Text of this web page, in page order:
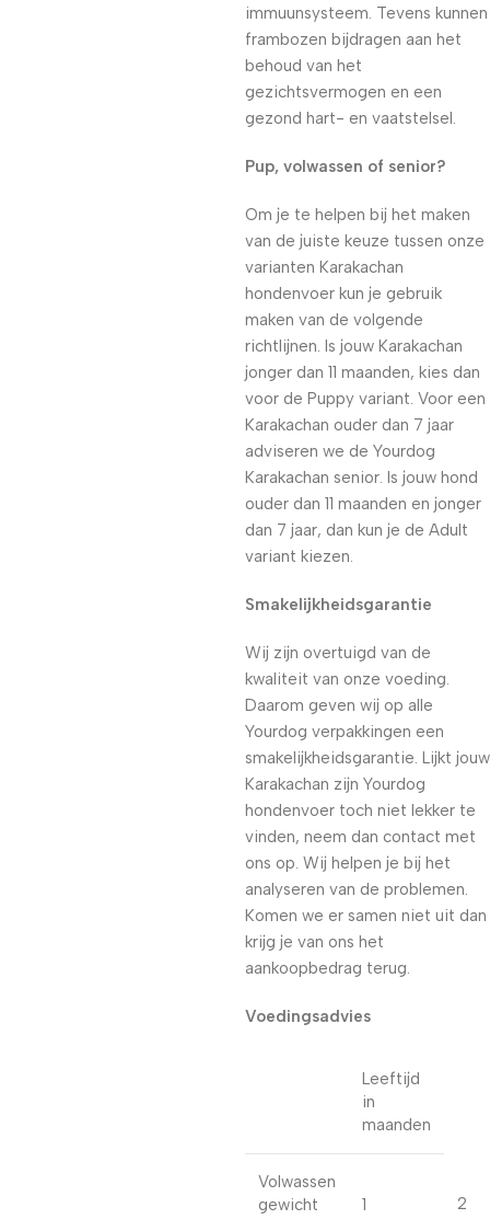
immuunsysteem. Tevens kunnen
frambozen bijdragen aan het
behoud van het
gezichtsvermogen en een
gezond hart- en vaatstelsel.
Pup, volwassen of senior?
Om je te helpen bij het maken
van de juiste keuze tussen onze
varianten Karakachan
hondenvoer kun je gebruik
maken van de volgende
richtlijnen. Is jouw Karakachan
jonger dan 11 maanden, kies dan
voor de Puppy variant. Voor een
Karakachan ouder dan 7 jaar
adviseren we de Yourdog
Karakachan senior. Is jouw hond
ouder dan 11 maanden en jonger
dan 7 jaar, dan kun je de Adult
variant kiezen.
Smakelijkheidsgarantie
Wij zijn overtuigd van de
kwaliteit van onze voeding.
Daarom geven wij op alle
Yourdog verpakkingen een
smakelijkheidsgarantie. Lijkt jouw
Karakachan zijn Yourdog
hondenvoer toch niet lekker te
vinden, neem dan contact met
ons op. Wij helpen je bij het
analyseren van de problemen.
Komen we er samen niet uit dan
krijg je van ons het
aankoopbedrag terug.
Voedingsadvies
Leeftijd
in
maanden
Volwassen
gewicht
1 2